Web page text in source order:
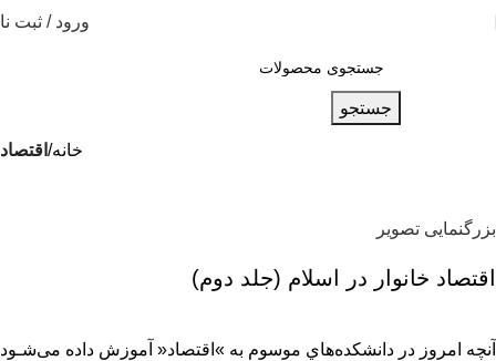
ورود / ثبت
جستجو
خانه اقتصاد
بزرگنمایی تصویر
اقتصاد خانوار در اسلام (جلد دوم)
آﻧﭽﻪ اﻣﺮوز در داﻧﺸﻜﺪهﻫﺎي ﻣﻮﺳﻮم ﺑﻪ »اﻗﺘﺼﺎد« آﻣﻮزش داده ﻣﻰﺷـﻮد